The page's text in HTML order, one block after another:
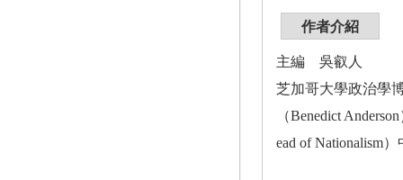
作者介紹
主編 吳叡人
芝加哥大學政治學
（Benedict
ead of Nationalism